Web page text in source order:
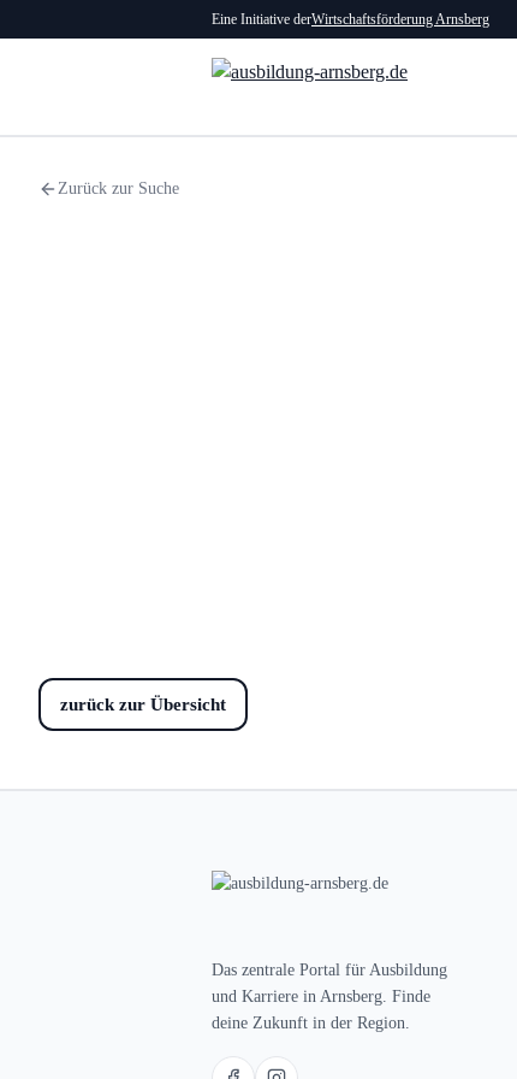
Eine Initiative derWirtschaftsförderung Arnsberg
Zurück zur Suche
zurück zur Übersicht
Das zentrale Portal für Ausbildung
und Karriere in Arnsberg. Finde
deine Zukunft in der Region.